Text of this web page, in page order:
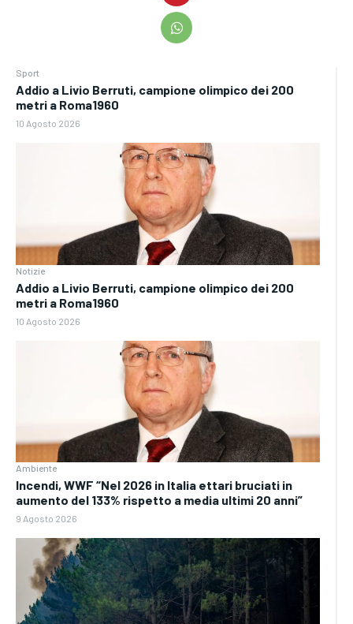
Sport
Addio a Livio Berruti, campione olimpico dei 200
metri a Roma1960
10 Agosto 2026
Notizie
Addio a Livio Berruti, campione olimpico dei 200
metri a Roma1960
10 Agosto 2026
Ambiente
Incendi, WWF “Nel 2026 in Italia ettari bruciati in
aumento del 133% rispetto a media ultimi 20 anni”
9 Agosto 2026